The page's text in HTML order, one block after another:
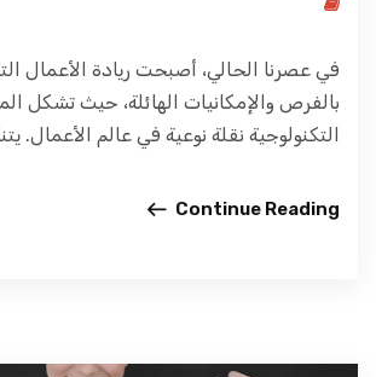
في عصرنا الحالي، أصبحت ريادة الأعمال
بالفرص والإمكانيات الهائلة، حيث تشكل
التكنولوجية نقلة نوعية في عالم الأعمال.
Continue Reading